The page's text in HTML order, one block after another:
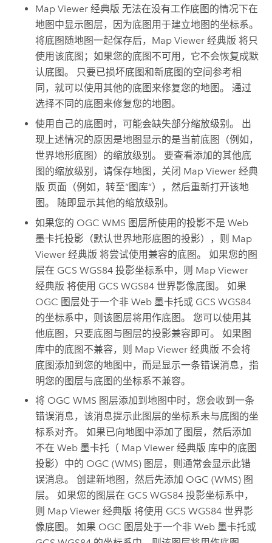
Map Viewer 经典版 无法在没有工作底图的情况下在
地图中显示图层，因为底图用于建立地图的坐标系。
将底图随地图一起保存后， Map Viewer 经典版 将只
使用该底图；如果您的底图不可用，它不会恢复成默
认底图。 只要已损坏底图和新底图的空间参考相
同，就可以使用其他的底图来修复您的地图。通过
选择不同的底图来修复您的地图。
使用自己的底图时，可能会缺失部分缩放级别。 出
现上述情况的原因是地图显示的是当前底图（例如，
世界地形底图）的缩放级别。 要查看添加的其他底
图的缩放级别，请保存地图，关闭 Map Viewer 经典
版 页面（例如，转至“图库”），然后重新打开该地
图。 随即显示其他的缩放级别。
如果您的 OGC WMS 图层所使用的投影不是 Web
墨卡托投影（默认世界地形底图的投影），则 Map
Viewer 经典版 将尝试使用兼容的底图。 如果您的图
层在 GCS WGS84 投影坐标系中，则 Map Viewer
经典版 将使用 GCS WGS84 世界影像底图。 如果
OGC 图层处于一个非 Web 墨卡托或 GCS WGS84
的坐标系中，则该图层将用作底图。 您可以使用其
他底图，只要底图与图层的投影兼容即可。 如果图
库中的底图不兼容，则 Map Viewer 经典版 不会将
底图添加到您的地图中，而是显示一条错误消息，指
明您的图层与底图的坐标系不兼容。
将 OGC WMS 图层添加到地图中时，您会收到一条
错误消息，该消息提示此图层的坐标系未与底图的坐
标系对齐。 如果已向地图中添加了图层，然后添加
不在 Web 墨卡托（ Map Viewer 经典版 库中的底图
投影）中的 OGC (WMS) 图层，则通常会显示此错
误消息。 创建新地图，然后先添加 OGC (WMS) 图
层。 如果您的图层在 GCS WGS84 投影坐标系中，
则 Map Viewer 经典版 将使用 GCS WGS84 世界影
像底图。 如果 OGC 图层处于一个非 Web 墨卡托或